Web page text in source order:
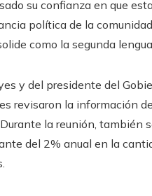
su confianza en que
política de la
como la segunda
y del presidente del
revisaron la información
la reunión, también
del 2% anual en la